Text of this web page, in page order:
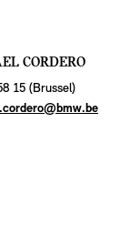
CORDERO
15 (Brussel)